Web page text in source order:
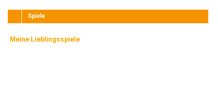
Spiele
Meine Lieblingsspiele